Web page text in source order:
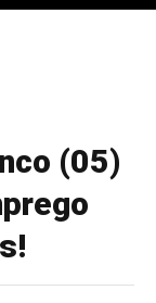
(05)